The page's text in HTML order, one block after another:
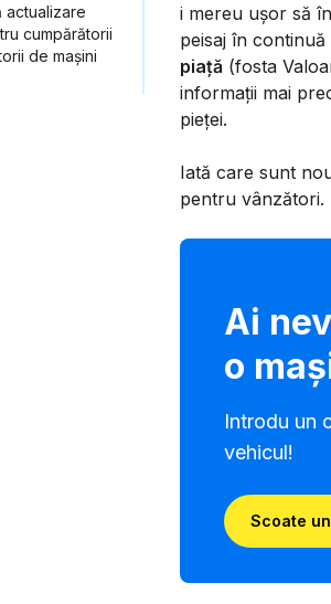
actualizare
cumpărătorii
de mașini
i mereu ușor să
peisaj în
piață (fosta
informații mai
pieței.
Iată care sunt
pentru vânzători.
Ai
o
Introdu un
vehicul!
Scoate